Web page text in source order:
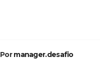
Pormanager.desafio